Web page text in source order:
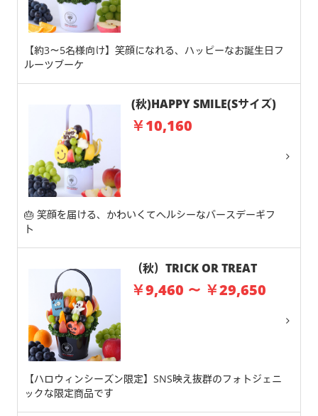
【約3～5名様向け】笑顔になれる、ハッピーなお誕生日フ
ルーツブーケ
(秋)HAPPY SMILE(Sサイズ)
￥10,160
🎂 笑顔を届ける、かわいくてヘルシーなバースデーギフ
ト
（秋）TRICK OR TREAT
￥9,460 ～ ￥29,650
【ハロウィンシーズン限定】SNS映え抜群のフォトジェニ
ックな限定商品です